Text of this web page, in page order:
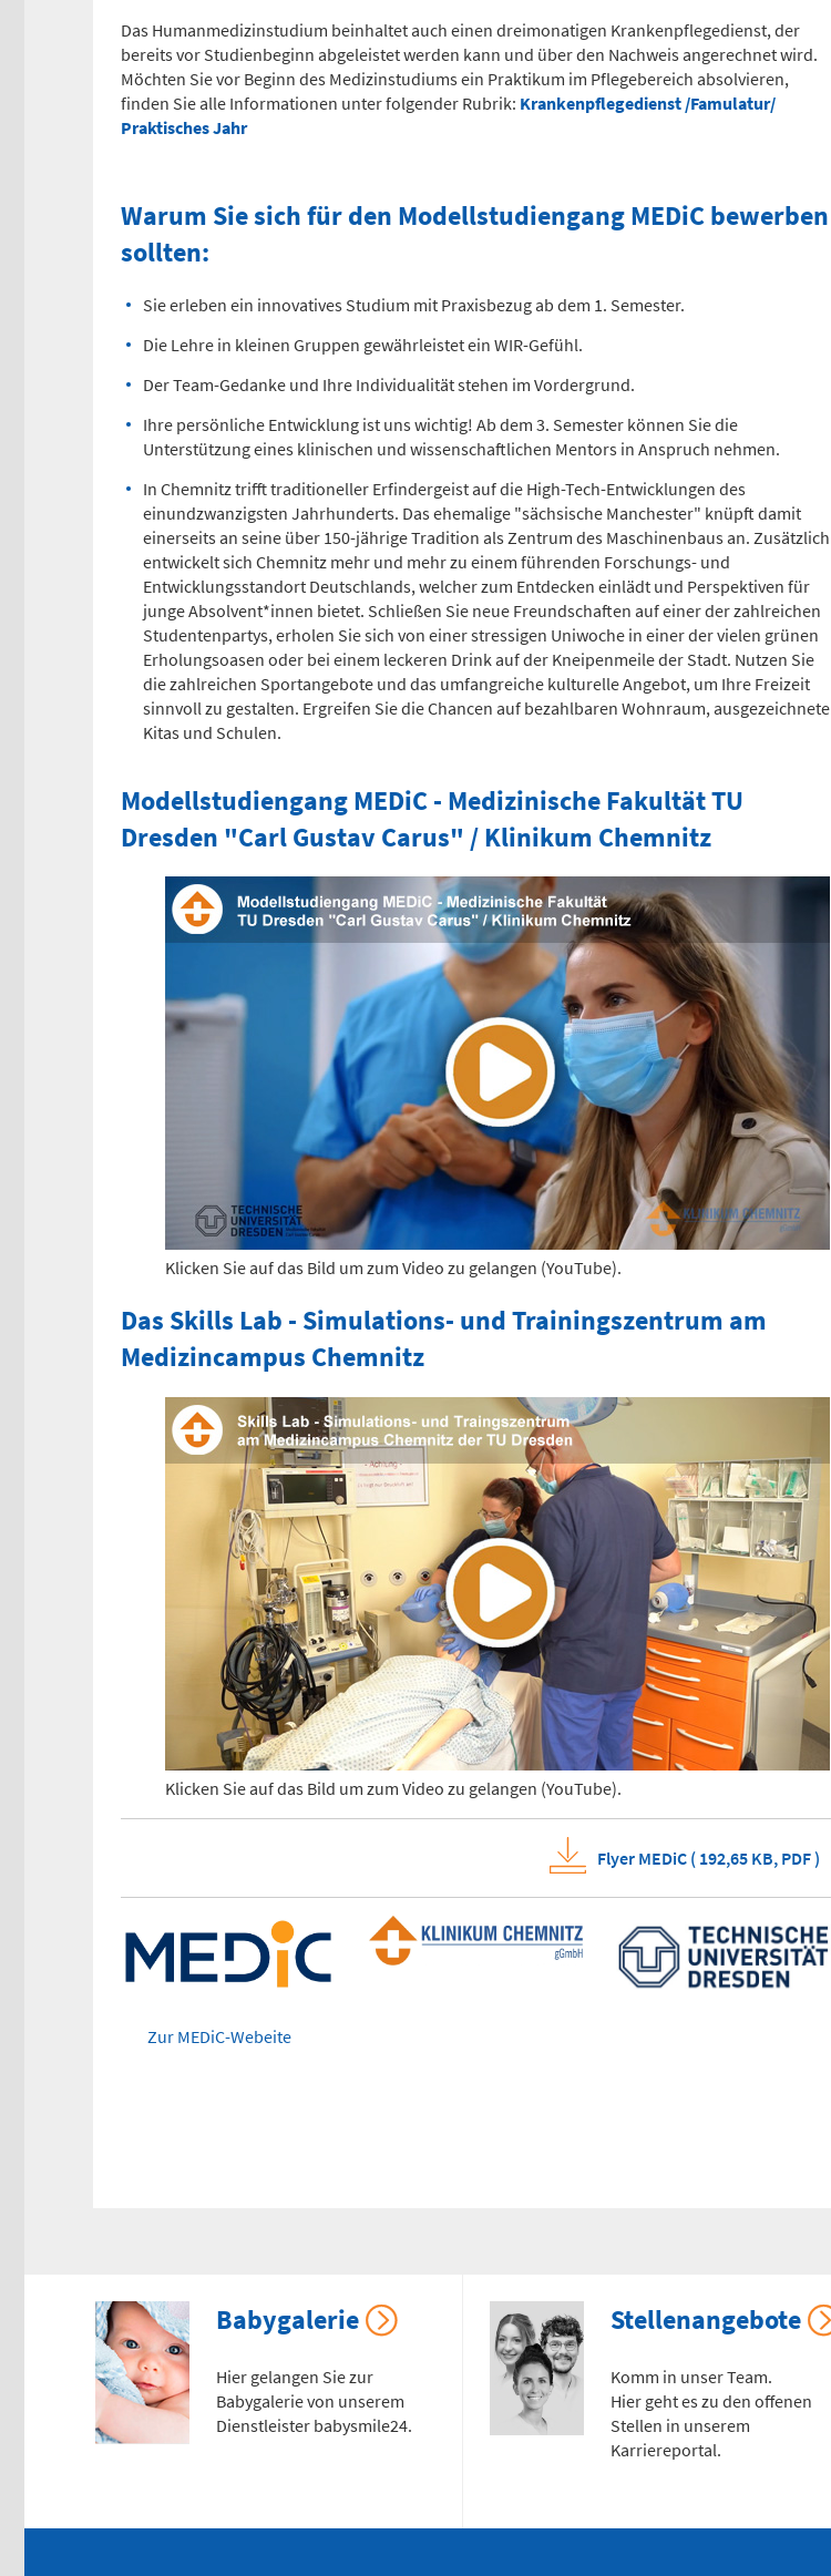
Das Humanmedizinstudium beinhaltet auch einen dreimonatigen Krankenpflegedienst, der
bereits vor Studienbeginn abgeleistet werden kann und über den Nachweis angerechnet wird.
Möchten Sie vor Beginn des Medizinstudiums ein Praktikum im Pflegebereich absolvieren,
finden Sie alle Informationen unter folgender Rubrik: Krankenpflegedienst /Famulatur/
Praktisches Jahr
Warum Sie sich für den Modellstudiengang MEDiC bewerben
sollten:
Sie erleben ein innovatives Studium mit Praxisbezug ab dem 1. Semester.
Die Lehre in kleinen Gruppen gewährleistet ein WIR-Gefühl.
Der Team-Gedanke und Ihre Individualität stehen im Vordergrund.
Ihre persönliche Entwicklung ist uns wichtig! Ab dem 3. Semester können Sie die
Unterstützung eines klinischen und wissenschaftlichen Mentors in Anspruch nehmen.
In Chemnitz trifft traditioneller Erfindergeist auf die High-Tech-Entwicklungen des
einundzwanzigsten Jahrhunderts. Das ehemalige "sächsische Manchester" knüpft damit
einerseits an seine über 150-jährige Tradition als Zentrum des Maschinenbaus an. Zusätzlich
entwickelt sich Chemnitz mehr und mehr zu einem führenden Forschungs- und
Entwicklungsstandort Deutschlands, welcher zum Entdecken einlädt und Perspektiven für
junge Absolvent*innen bietet. Schließen Sie neue Freundschaften auf einer der zahlreichen
Studentenpartys, erholen Sie sich von einer stressigen Uniwoche in einer der vielen grünen
Erholungsoasen oder bei einem leckeren Drink auf der Kneipenmeile der Stadt. Nutzen Sie
die zahlreichen Sportangebote und das umfangreiche kulturelle Angebot, um Ihre Freizeit
sinnvoll zu gestalten. Ergreifen Sie die Chancen auf bezahlbaren Wohnraum, ausgezeichnete
Kitas und Schulen.
Modellstudiengang MEDiC - Medizinische Fakultät TU
Dresden "Carl Gustav Carus" / Klinikum Chemnitz
Klicken Sie auf das Bild um zum Video zu gelangen (YouTube).
Das Skills Lab - Simulations- und Trainingszentrum am
Medizincampus Chemnitz
Klicken Sie auf das Bild um zum Video zu gelangen (YouTube).
Flyer MEDiC ( 192,65 KB, PDF)
Zur MEDiC-Webeite
Babygalerie
Hier gelangen Sie zur
Babygalerie von unserem
Dienstleister babysmile24.
Stellenangebote
Komm in unser Team.
Hier geht es zu den offenen
Stellen in unserem
Karriereportal.